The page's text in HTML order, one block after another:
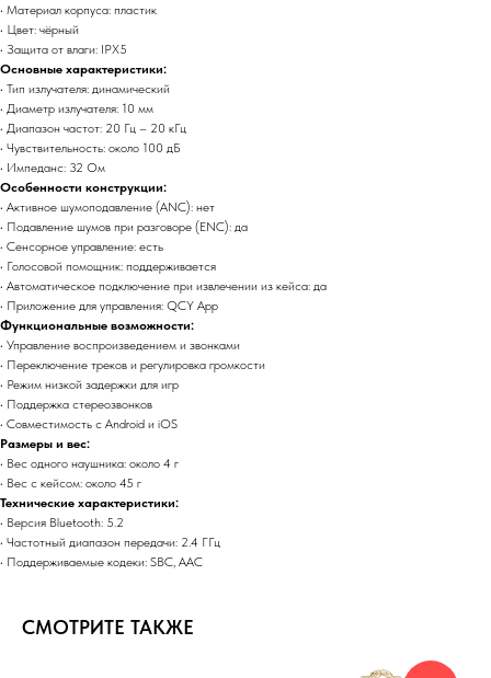
• Материал корпуса: пластик
• Цвет: чёрный
• Защита от влаги: IPX5
Основные характеристики:
• Тип излучателя: динамический
• Диаметр излучателя: 10 мм
• Диапазон частот: 20 Гц – 20 кГц
• Чувствительность: около 100 дБ
• Импеданс: 32 Ом
Особенности конструкции:
• Активное шумоподавление (ANC): нет
• Подавление шумов при разговоре (ENC): да
• Сенсорное управление: есть
• Голосовой помощник: поддерживается
• Автоматическое подключение при извлечении из кейса: да
• Приложение для управления: QCY App
Функциональные возможности:
• Управление воспроизведением и звонками
• Переключение треков и регулировка громкости
• Режим низкой задержки для игр
• Поддержка стереозвонков
• Совместимость с Android и iOS
Размеры и вес:
• Вес одного наушника: около 4 г
• Вес с кейсом: около 45 г
Технические характеристики:
• Версия Bluetooth: 5.2
• Частотный диапазон передачи: 2.4 ГГц
• Поддерживаемые кодеки: SBC, AAC
СМОТРИТЕ ТАКЖЕ